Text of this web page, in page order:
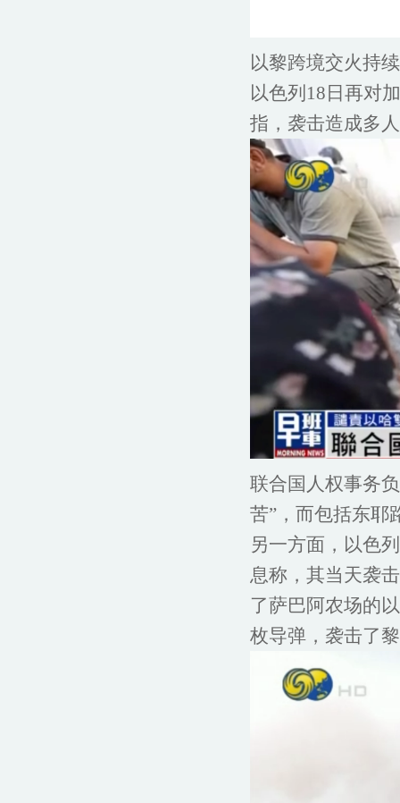
以黎跨境交火持
以色列18日再对
指，袭击造成多
联合国人权事务
苦”，而包括东耶
另一方面，以色
息称，其当天袭
了萨巴阿农场的
枚导弹，袭击了